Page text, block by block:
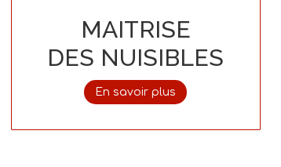
MAITRISE
DES NUISIBLES
En savoir plus